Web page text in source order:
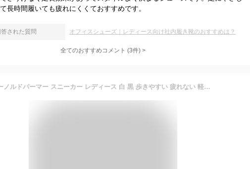
長時間履いても疲れにくくておすすめです。
答された質問 オフィスシューズ｜レディース向け社内履き靴のおすすめは？
全てのおすすめコメント (3件) >
アーノルドパーマー スニーカー レディース 白 黒 歩きやすい 疲れない 軽量 おしゃれ かわいい きれいめ ローカット Arnold Palmer AN0602 コートスニーカー 白スニーカー 通学 通勤 靴【2402】送料無料